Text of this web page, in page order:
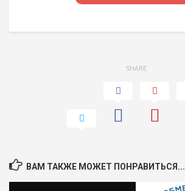
SHARE
ВАМ ТАКЖЕ МОЖЕТ ПОНРАВИТЬСЯ...